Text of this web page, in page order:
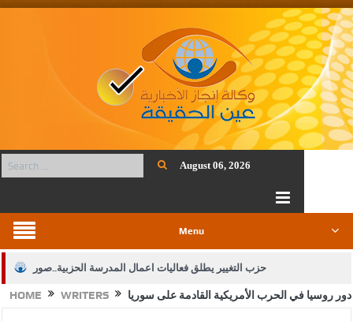
August 06, 2026
Menu
حزب التغيير يطلق فعاليات اعمال المدرسة الحزبية..صور
الجيش يفتح باب التجنيد لحملة البكالوريوس في الحقوق والقانونHOME WRITERS دور روسيا في الحرب اﻷمريكية القادمة على سوريا